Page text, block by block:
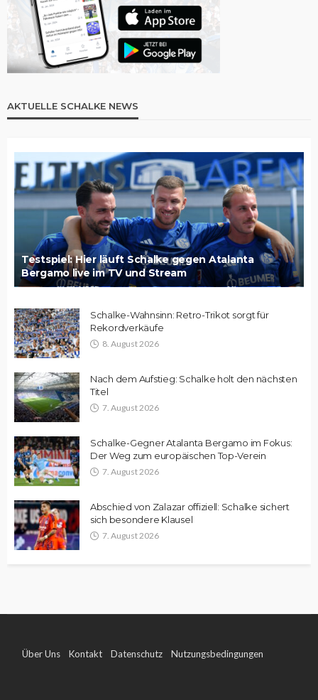
AKTUELLE SCHALKE NEWS
Testspiel: Hier läuft Schalke gegen Atalanta
Bergamo live im TV und Stream
Schalke-Wahnsinn: Retro-Trikot sorgt für
Rekordverkäufe
8. August 2026
Nach dem Aufstieg: Schalke holt den nächsten
Titel
7. August 2026
Schalke-Gegner Atalanta Bergamo im Fokus:
Der Weg zum europäischen Top-Verein
7. August 2026
Abschied von Zalazar offiziell: Schalke sichert
sich besondere Klausel
7. August 2026
Über Uns Kontakt Datenschutz Nutzungsbedingungen